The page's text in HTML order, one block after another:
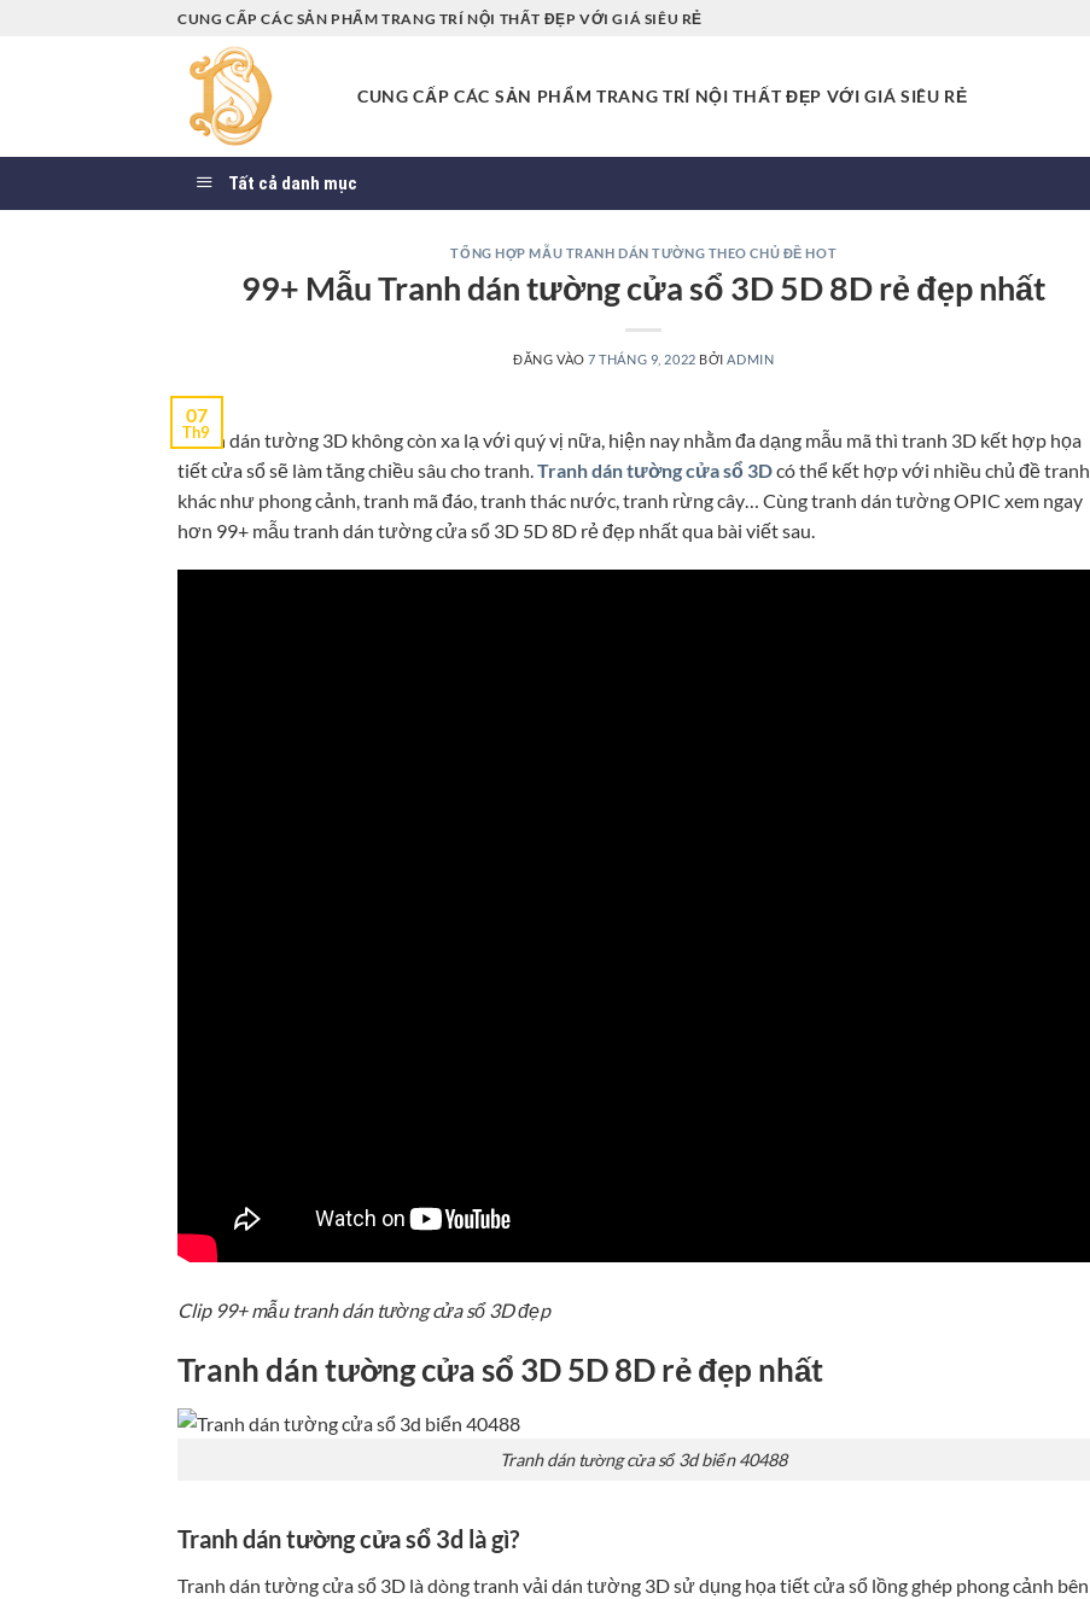
CUNG CẤP CÁC SẢN PHẨM TRANG TRÍ NỘI THẤT ĐẸP VỚI GIÁ SIÊU RẺ
CUNG CẤP CÁC SẢN PHẨM TRANG TRÍ NỘI THẤT ĐẸP VỚI GIÁ SIÊU RẺ
Tất cả danh mục
TỔNG HỢP MẪU TRANH DÁN TƯỜNG THEO CHỦ ĐỀ HOT
99+ Mẫu Tranh dán tường cửa sổ 3D 5D 8D rẻ đẹp nhất
ĐĂNG VÀO7 THÁNG 9, 2022 BỞI ADMIN
07
Th9
Tranh dán tường 3D không còn xa lạ với quý vị nữa, hiện nay nhằm đa dạng mẫu mã thì tranh 3D kết hợp họa
tiết cửa sổ sẽ làm tăng chiều sâu cho tranh. Tranh dán tường cửa sổ 3Dcó thể kết hợp với nhiều chủ đề tranh
khác như phong cảnh, tranh mã đáo, tranh thác nước, tranh rừng cây… Cùng tranh dán tường OPIC xem ngay
hơn 99+ mẫu tranh dán tường cửa sổ 3D 5D 8D rẻ đẹp nhất qua bài viết sau.
Clip 99+ mẫu tranh dán tường cửa sổ 3D đẹp
Tranh dán tường cửa sổ 3D 5D 8D rẻ đẹp nhất
Tranh dán tường cửa sổ 3d biển 40488
Tranh dán tường cửa sổ 3d là gì?
Tranh dán tường cửa sổ 3D là dòng tranh vải dán tường 3D sử dụng họa tiết cửa sổ lồng ghép phong cảnh bên